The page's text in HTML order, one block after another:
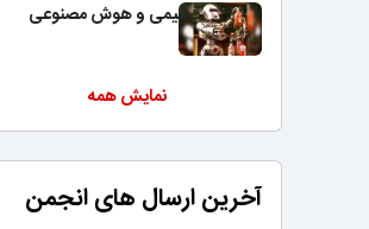
شیمی و هوش مصنوعی
نمایش همه
آخرین ارسال های انجمن